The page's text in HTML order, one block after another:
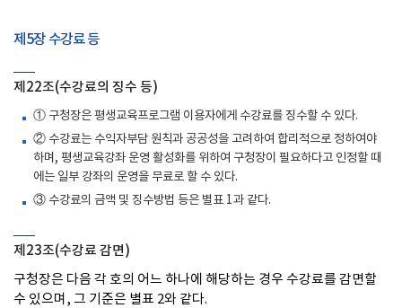
제5장 수강료 등
제22조(수강료의 징수 등)
① 구청장은 평생교육프로그램 이용자에게 수강료를 징수할 수 있다.
② 수강료는 수익자부담 원칙과 공공성을 고려하여 합리적으로 정하여야
하며, 평생교육강좌 운영 활성화를 위하여 구청장이 필요하다고 인정할 때
에는 일부 강좌의 운영을 무료로 할 수 있다.
③ 수강료의 금액 및 징수방법 등은 별표 1과 같다.
제23조(수강료 감면)
구청장은 다음 각 호의 어느 하나에 해당하는 경우 수강료를 감면할
수 있으며, 그 기준은 별표 2와 같다.